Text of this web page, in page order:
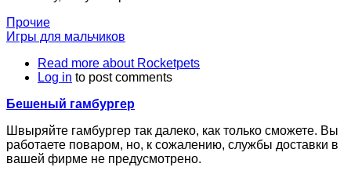
Прочие
Игры для мальчиков
Read more about Rocketpets
Log in to post comments
Бешеный гамбургер
Швыряйте гамбургер так далеко, как только сможете. Вы
работаете поваром, но, к сожалению, службы доставки в
вашей фирме не предусмотрено.